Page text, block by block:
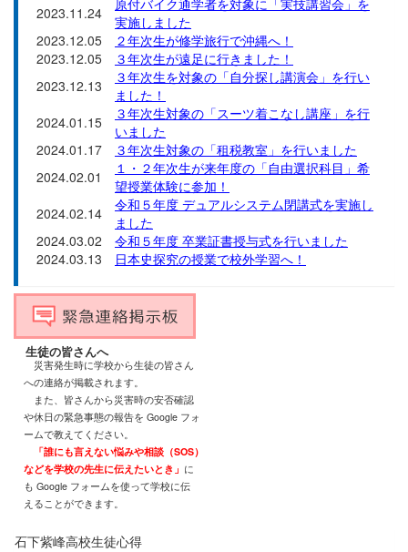
2023.11.24
原付バイク通学者を対象に「実技講習会」を
実施しました
2023.12.05
２年次生が修学旅行で沖縄へ！
2023.12.05
３年次生が遠足に行きました！
2023.12.13
３年次生を対象の「自分探し講演会」を行い
ました！
2024.01.15
３年次生対象の「スーツ着こなし講座」を行
いました
2024.01.17
３年次生対象の「租税教室」を行いました
2024.02.01
１・２年次生が来年度の「自由選択科目」希
望授業体験に参加！
2024.02.14
令和５年度 デュアルシステム閉講式を実施し
ました
2024.03.02
令和５年度 卒業証書授与式を行いました
2024.03.13
日本史探究の授業で校外学習へ！
生徒の皆さんへ
災害発生時に学校から生徒の皆さん
への連絡が掲載されます。
また、皆さんから災害時の安否確認
や休日の緊急事態の報告を Google フォ
ームで教えてください。
「誰にも言えない悩みや相談（SOS）
などを学校の先生に伝えたいとき」 に
も Google フォームを使って学校に伝
えることができます。
石下紫峰高校生徒心得